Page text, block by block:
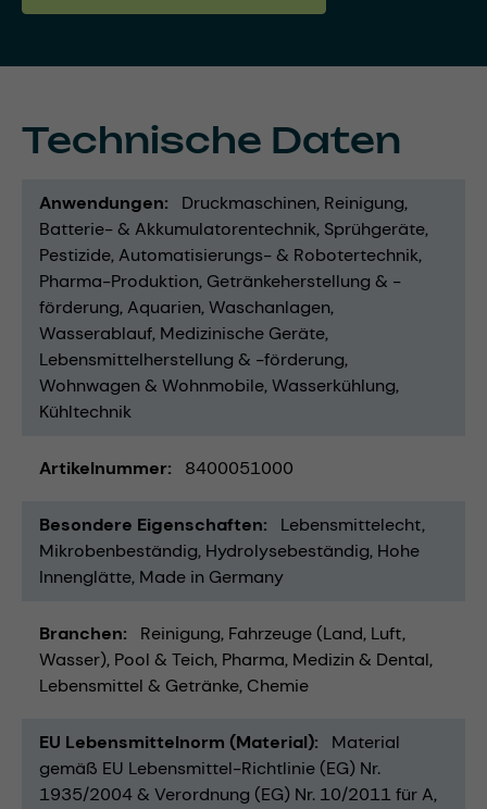
Technische Daten
Anwendungen Druckmaschinen Reinigung
Batterie- & Akkumulatorentechnik Sprühgeräte
Pestizide Automatisierungs- & Robotertechnik
Pharma-Produktion Getränkeherstellung & -
förderung Aquarien Waschanlagen
Wasserablauf Medizinische Geräte
Lebensmittelherstellung & -förderung
Wohnwagen & Wohnmobile Wasserkühlung
Kühltechnik
Artikelnummer 8400051000
Besondere Eigenschaften
Lebensmittelecht
Mikrobenbeständig Hydrolysebeständig Hohe
Innenglätte Made in Germany
Branchen Reinigung Fahrzeuge (Land, Luft,
Wasser) Pool & Teich Pharma Medizin & Dental
Lebensmittel & Getränke Chemie
EU Lebensmittelnorm (Material)
Material
gemäß EU Lebensmittel-Richtlinie (EG) Nr.
1935/2004 & Verordnung (EG) Nr. 10/2011 für A,